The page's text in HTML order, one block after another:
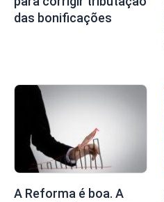
das bonificações
A Reforma é boa. A